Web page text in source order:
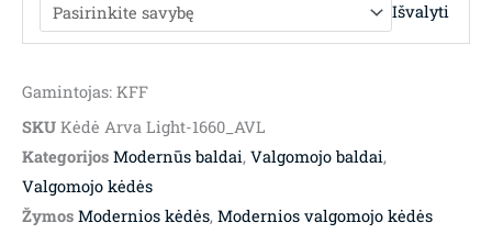
Išvalyti
Gamintojas: KFF
SKU Kėdė Arva Light-1660_AVL
Kategorijos Modernūs baldai, Valgomojo baldai,
Valgomojo kėdės
Žymos Modernios kėdės, Modernios valgomojo kėdės